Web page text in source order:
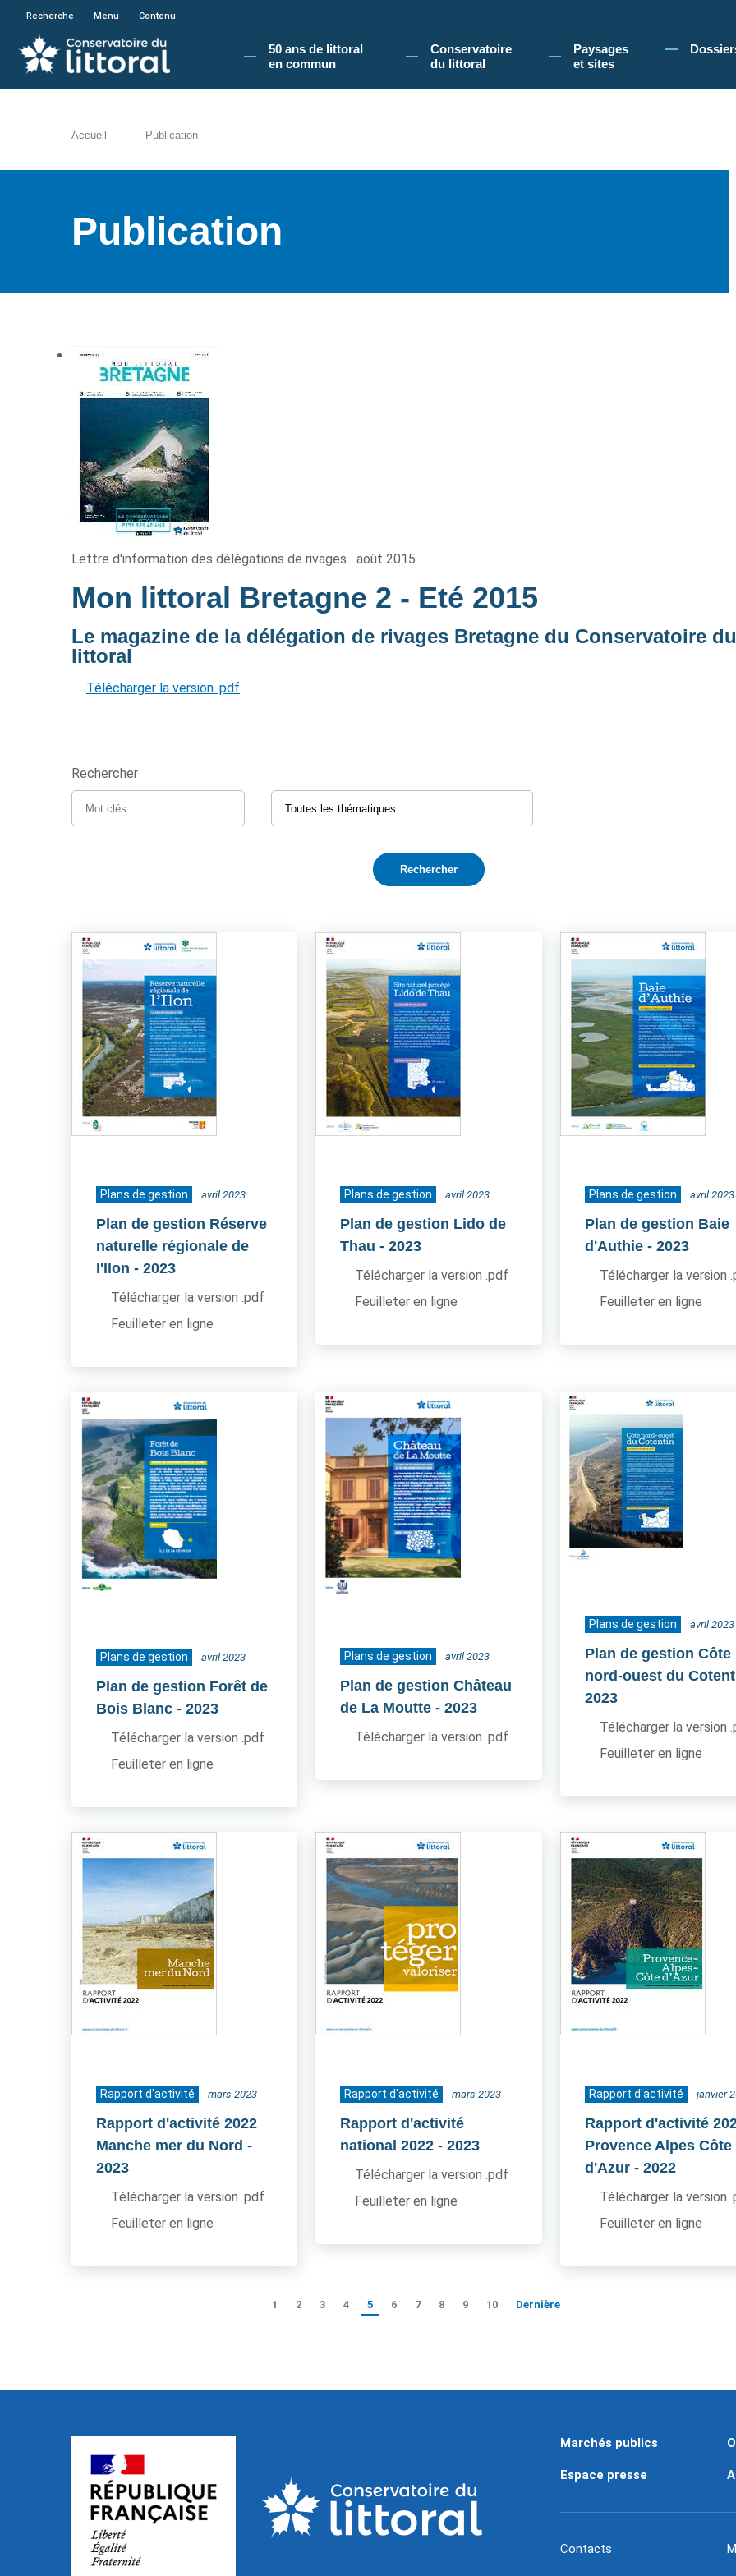
En poursuivant votre navigation sur le site du Conservatoire du littoral, vous acceptez l'utilisation de cookies pour vous
Recherche Menu Contenu
50 ans de littoral
en commun​
Conservatoire
du littoral
Paysages
et sites
Accueil Publication
Publication
Lettre d'information des délégations de rivages août 2015
Mon littoral Bretagne 2 - Eté 2015
Le magazine de la délégation de rivages Bretagne du Conservatoire du
littoral
Télécharger la version .pdf
Rechercher
Plans de gestion avril 2023
Plan de gestion Réserve
naturelle régionale de
l'Ilon - 2023
Télécharger la version .pdf
Feuilleter en ligne
Plans de gestion avril 2023
Plan de gestion Lido de
Thau - 2023
Télécharger la version .pdf
Feuilleter en ligne
Plans de gestion avril 2023
Plan de gestion Baie
d'Authie - 2023
Télécharger la version
Feuilleter en ligne
Plans de gestion avril 2023
Plan de gestion Forêt de
Bois Blanc - 2023
Télécharger la version .pdf
Feuilleter en ligne
Plans de gestion avril 2023
Plan de gestion Château
de La Moutte - 2023
Télécharger la version .pdf
Plans de gestion avril 2023
Plan de gestion Côte
nord-ouest du
2023
Télécharger la version
Feuilleter en ligne
Rapport d'activité mars 2023
Rapport d'activité 2022
Manche mer du Nord -
2023
Télécharger la version .pdf
Feuilleter en ligne
Rapport d'activité mars 2023
Rapport d'activité
national 2022 - 2023
Télécharger la version .pdf
Feuilleter en ligne
Rapport d'activité janvier
Rapport d'activité
Provence Alpes Côte
d'Azur - 2022
Télécharger la version
Feuilleter en ligne
1 2 3 4 5 6 7 8 9 10 Dernière
Marchés publics
Espace presse
Contacts